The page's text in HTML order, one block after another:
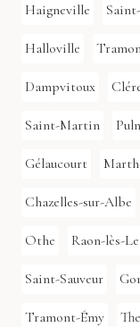
Haigneville
Halloville
Dampvitoux
Saint-Martin
Gélaucourt
Chazelles-sur-Albe
Othe Raon-lès-
Saint-Sauveur
Tramont-Émy